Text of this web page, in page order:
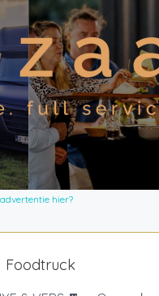
hier?
Foodtruck